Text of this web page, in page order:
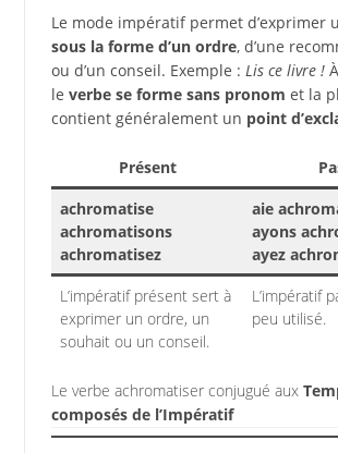
Le mode impératif permet d’exprimer
sous la forme d’un ordre, d’une
ou d’un conseil. Exemple : Lis ce livre !
le verbe se forme sans pronom et la
contient généralement un point
Présent
achromatise
achromatisons
achromatisez
aie
ayons
ayez
L’impératif présent sert à
exprimer un ordre, un
souhait ou un conseil.
L’impératif
peu utilisé.
Le verbe achromatiser conjugué aux
composés de l’Impératif